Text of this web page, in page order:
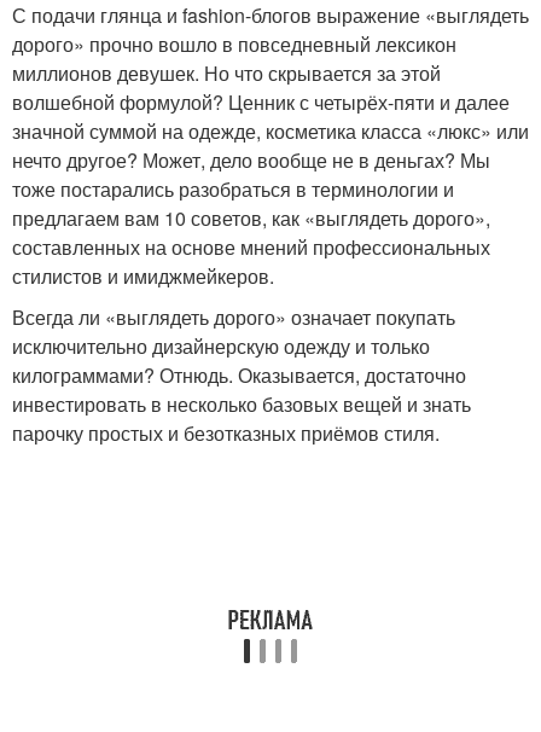
С подачи глянца и fashion-блогов выражение «выглядеть
дорого» прочно вошло в повседневный лексикон
миллионов девушек. Но что скрывается за этой
волшебной формулой? Ценник с четырёх-пяти и далее
значной суммой на одежде, косметика класса «люкс» или
нечто другое? Может, дело вообще не в деньгах? Мы
тоже постарались разобраться в терминологии и
предлагаем вам 10 советов, как «выглядеть дорого»,
составленных на основе мнений профессиональных
стилистов и имиджмейкеров.
Всегда ли «выглядеть дорого» означает покупать
исключительно дизайнерскую одежду и только
килограммами? Отнюдь. Оказывается, достаточно
инвестировать в несколько базовых вещей и знать
парочку простых и безотказных приёмов стиля.